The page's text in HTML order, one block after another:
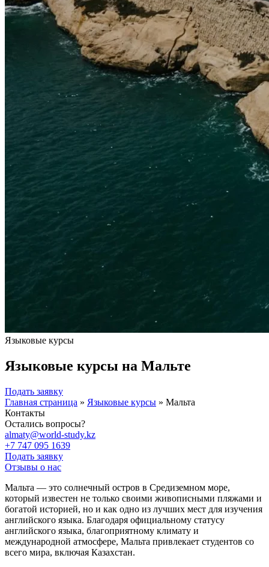
Языковые курсы
Языковые курсы на Мальте
Подать заявку
Главная страница » Языковые курсы » Мальта
Контакты
Остались вопросы?
almaty@world-study.kz
+7 747 095 1639
Подать заявку
Отзывы о нас
Мальта — это солнечный остров в Средиземном море,
который известен не только своими живописными пляжами и
богатой историей, но и как одно из лучших мест для изучения
английского языка. Благодаря официальному статусу
английского языка, благоприятному климату и
международной атмосфере, Мальта привлекает студентов со
всего мира, включая Казахстан.